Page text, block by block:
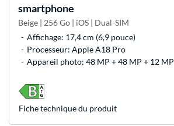
smartphone
Beige | 256 Go | iOS | Dual-SIM
Affichage: 17,4 cm (6,9 pouce)
Processeur: Apple A18 Pro
Appareil photo: 48 MP + 48 MP + 12 MP
Fiche technique du produit